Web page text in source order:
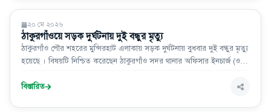
সারা দেশ
২০ মে ২০২৬
ঠাকুরগাঁওয়ে সড়ক দুর্ঘটনায় দুই বন্ধুর মৃত্যু
ঠাকুরগাঁও পৌর শহরের মুন্সিরহাট এলাকায় সড়ক দুর্ঘটনায় বুধবার দুই বন্ধুর মৃত্যু
হয়েছে । বিষয়টি নিশ্চিত করেছেন ঠাকুরগাঁও সদর থানার অফিসার ইনচার্জ (ওসি)
বিস্তারিত